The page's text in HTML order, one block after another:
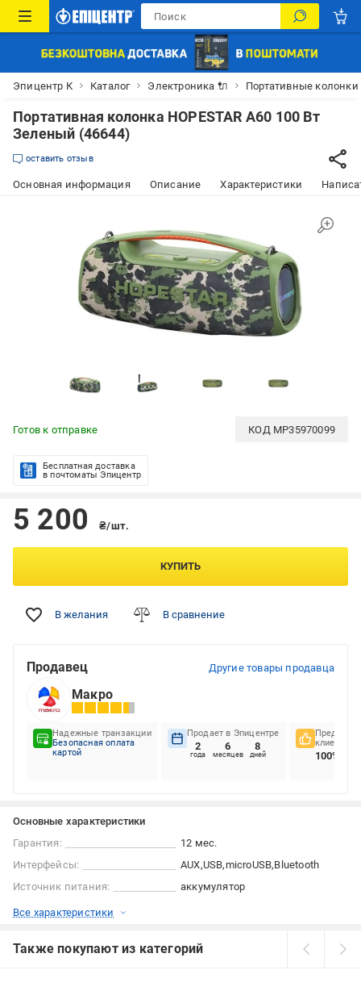
Эпицентр К Каталог Электроника 🔌 Портативные колонки
Портативная колонка HOPESTAR A60 100 Вт
Зеленый (46644)
оставить отзыв
Основная информация Описание Характеристики
Готов к отправке КОД MP35970099
Бесплатная доставка
в почтоматы Эпицентр
5 200 ₴/шт.
КУПИТЬ
В желания В сравнение
Продавец Другие товары продавца
Макро
Надежные транзакции
Безопасная оплата
картой
Продает в Эпицентре
2
года
6
месяцев
8
дней
клиентов
100%
Основные характеристики
Гарантия:
12 мес.
Интерфейсы:
AUX USB microUSB Bluetooth
Источник питания:
аккумулятор
Все характеристики
Также покупают из категорий